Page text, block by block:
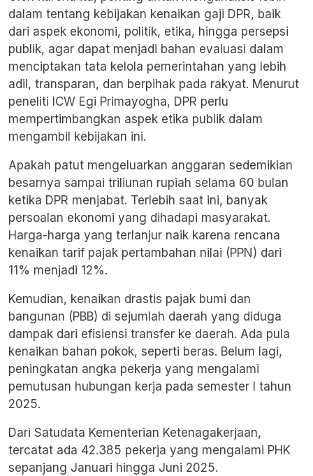
dalam tentang kebijakan kenaikan gaji DPR, baik
dari aspek ekonomi, politik, etika, hingga persepsi
publik, agar dapat menjadi bahan evaluasi dalam
menciptakan tata kelola pemerintahan yang lebih
adil, transparan, dan berpihak pada rakyat. Menurut
peneliti ICW Egi Primayogha, DPR perlu
mempertimbangkan aspek etika publik dalam
mengambil kebijakan ini.
Apakah patut mengeluarkan anggaran sedemikian
besarnya sampai triliunan rupiah selama 60 bulan
ketika DPR menjabat. Terlebih saat ini, banyak
persoalan ekonomi yang dihadapi masyarakat.
Harga-harga yang terlanjur naik karena rencana
kenaikan tarif pajak pertambahan nilai (PPN) dari
11% menjadi 12%.
Kemudian, kenaikan drastis pajak bumi dan
bangunan (PBB) di sejumlah daerah yang diduga
dampak dari efisiensi transfer ke daerah. Ada pula
kenaikan bahan pokok, seperti beras. Belum lagi,
peningkatan angka pekerja yang mengalami
pemutusan hubungan kerja pada semester I tahun
2025.
Dari Satudata Kementerian Ketenagakerjaan,
tercatat ada 42.385 pekerja yang mengalami PHK
sepanjang Januari hingga Juni 2025.